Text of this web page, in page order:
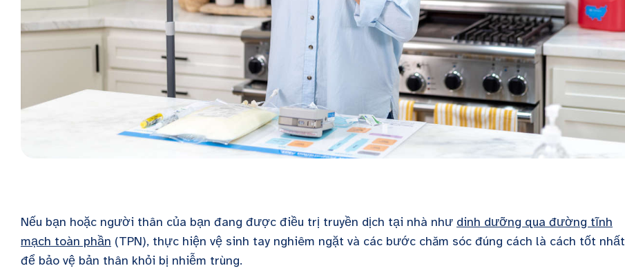
Nếu bạn hoặc người thân của bạn đang được điều trị truyền dịch tại nhà như dinh dưỡng qua đường tĩnh
mạch toàn phần (TPN), thực hiện vệ sinh tay nghiêm ngặt và các bước chăm sóc đúng cách là cách tốt nhất
để bảo vệ bản thân khỏi bị nhiễm trùng.